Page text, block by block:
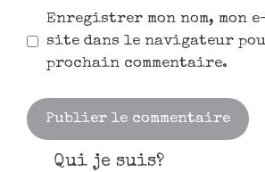
Enregistrer mon nom, mon
site dans le navigateur
prochain commentaire.
Qui je suis?